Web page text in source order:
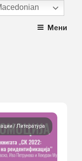
Мени
Литература